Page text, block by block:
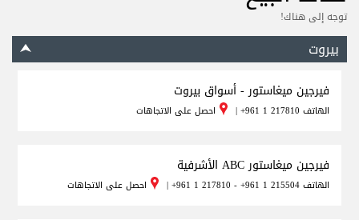
توجه إلى هناك!
بيروت
فيرجين ميغاستور - أسواق بيروت
الهاتف +961 1 217810
| احصل على الاتجاهات
فيرجين ميغاستور ABC الأشرفية
الهاتف+961 1 217810 - +961 1 215504
| احصل على الاتجاهات